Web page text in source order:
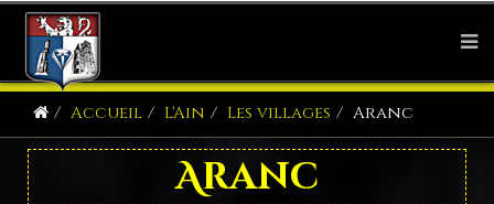
Accueil L'Ain Les villages Aranc
Aranc